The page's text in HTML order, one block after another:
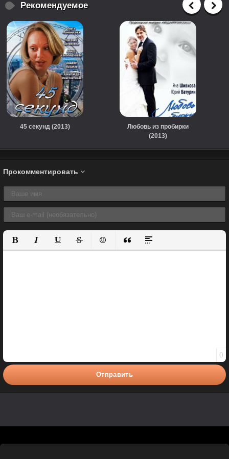
Рекомендуемое
45 секунд (2013)
Любовь из пробирки
(2013)
Прокомментировать
Полужирный
КурсивПодчеркнутый
ЗачеркнутыйВставить смайлик
Вставка цитаты
Вставка спойлера
0
Отправить